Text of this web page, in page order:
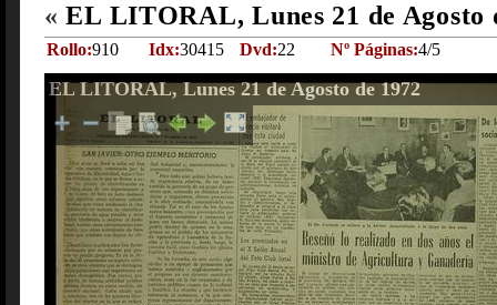
« EL LITORAL, Lunes 21 de Agosto
Rollo:910 Idx:30415 Dvd:22 Nº Páginas:4/5
EL LITORAL, Lunes 21 de Agosto de 1972